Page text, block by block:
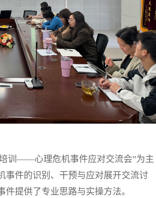
训——心理危机事件应对交流会”为主
事件的识别、干预与应对展开交流讨
件提供了专业思路与实操方法。